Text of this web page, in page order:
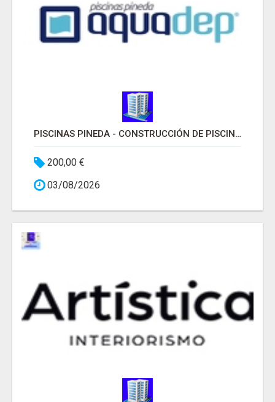
PISCINAS PINEDA - CONSTRUCCIÓN DE PISCINAS MADRID
200,00 €
03/08/2026